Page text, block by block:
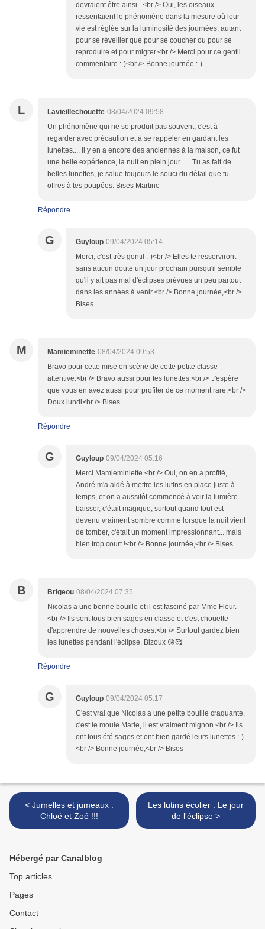
devraient être ainsi...<br /> Oui, les oiseaux
ressentaient le phénomène dans la mesure où leur
vie est réglée sur la luminosité des journées, autant
pour se réveiller que pour se coucher ou pour se
reproduire et pour migrer.<br /> Merci pour ce gentil
commentaire :-)<br /> Bonne journée :-)
L Lavieillechouette 08/04/2024 09:58
Un phénomène qui ne se produit pas souvent, c'est à
regarder avec précaution et à se rappeler en gardant les
lunettes.... Il y en a encore des anciennes à la maison, ce fut
une belle expérience, la nuit en plein jour...... Tu as fait de
belles lunettes, je salue toujours le souci du détail que tu
offres à tes poupées. Bises Martine
Répondre
G Guyloup 09/04/2024 05:14
Merci, c'est très gentil :-)<br /> Elles te resserviront
sans aucun doute un jour prochain puisqu'il semble
qu'il y ait pas mal d'éclipses prévues un peu partout
dans les années à venir.<br /> Bonne journée,<br />
Bises
M Mamieminette 08/04/2024 09:53
Bravo pour cette mise en scène de cette petite classe
attentive.<br /> Bravo aussi pour tes lunettes.<br /> J'espère
que vous en avez aussi pour profiter de ce moment rare.<br />
Doux lundi<br /> Bises
Répondre
G Guyloup 09/04/2024 05:16
Merci Mamieminiette.<br /> Oui, on en a profité,
André m'a aidé à mettre les lutins en place juste à
temps, et on a aussitôt commencé à voir la lumière
baisser, c'était magique, surtout quand tout est
devenu vraiment sombre comme lorsque la nuit vient
de tomber, c'était un moment impressionnant... mais
bien trop court !<br /> Bonne journée,<br /> Bises
B Brigeou 08/04/2024 07:35
Nicolas a une bonne bouille et il est fasciné par Mme Fleur.
<br /> Ils sont tous bien sages en classe et c'est chouette
d'apprendre de nouvelles choses.<br /> Surtout gardez bien
les lunettes pendant l'éclipse. Bizoux 😘🥰
Répondre
G Guyloup 09/04/2024 05:17
C'est vrai que Nicolas a une petite bouille craquante,
c'est le moule Marie, il est vraiment mignon.<br /> Ils
ont tous été sages et ont bien gardé leurs lunettes :-)
<br /> Bonne journée,<br /> Bises
< Jumelles et jumeaux :
Chloé et Zoé !!!
Les lutins écolier : Le jour
de l'éclipse >
Hébergé par Canalblog
Top articles
Pages
Contact